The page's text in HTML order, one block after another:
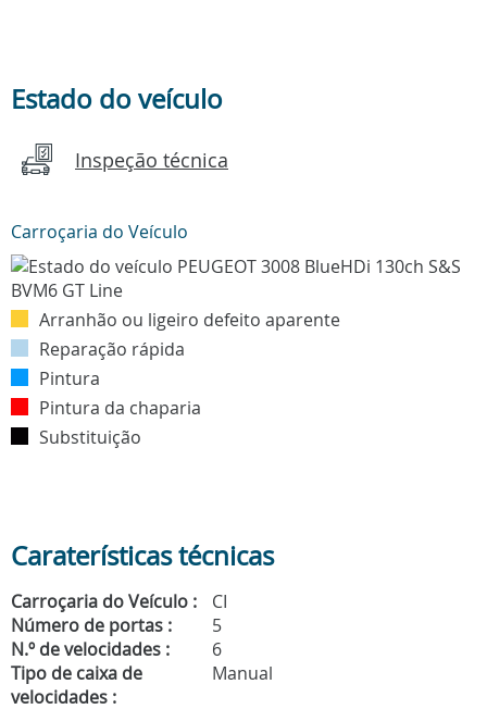
Estado do veículo
Inspeção técnica
Carroçaria do Veículo
Arranhão ou ligeiro defeito aparente
Reparação rápida
Pintura
Pintura da chaparia
Substituição
Caraterísticas técnicas
Carroçaria do Veículo :
CI
Número de portas :
5
N.º de velocidades :
6
Tipo de caixa de
velocidades :
Manual